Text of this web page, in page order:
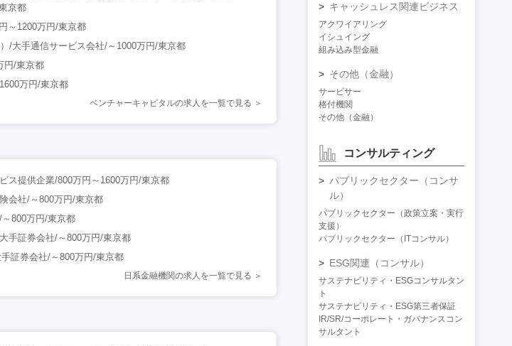
京都
～1200万円/東京都
/大手通信サービス会社/～1000万円/東京都
円/東京都
万円/東京都
ベンチャーキャピタルの求人を一覧で見る
ス提供企業/800万円～1600万円/東京都
会社/～800万円/東京都
800万円/東京都
手証券会社/～800万円/東京都
証券会社/～800万円/東京都
日系金融機関の求人を一覧で見る
キャッシュレス関連ビジネス
アクワイアリング
イシュイング
組み込み型金融
その他（金融）
サービサー
格付機関
その他（金融）
コンサルティング
パブリックセクター（コンサ
ル）
パブリックセクター（政策立案・実行
支援）
パブリックセクター（ITコンサル）
ESG関連（コンサル）
サステナビリティ・ESGコンサルタン
ト
サステナビリティ・ESG第三者保証
IR/SR/コーポレート・ガバナンスコン
サルタント